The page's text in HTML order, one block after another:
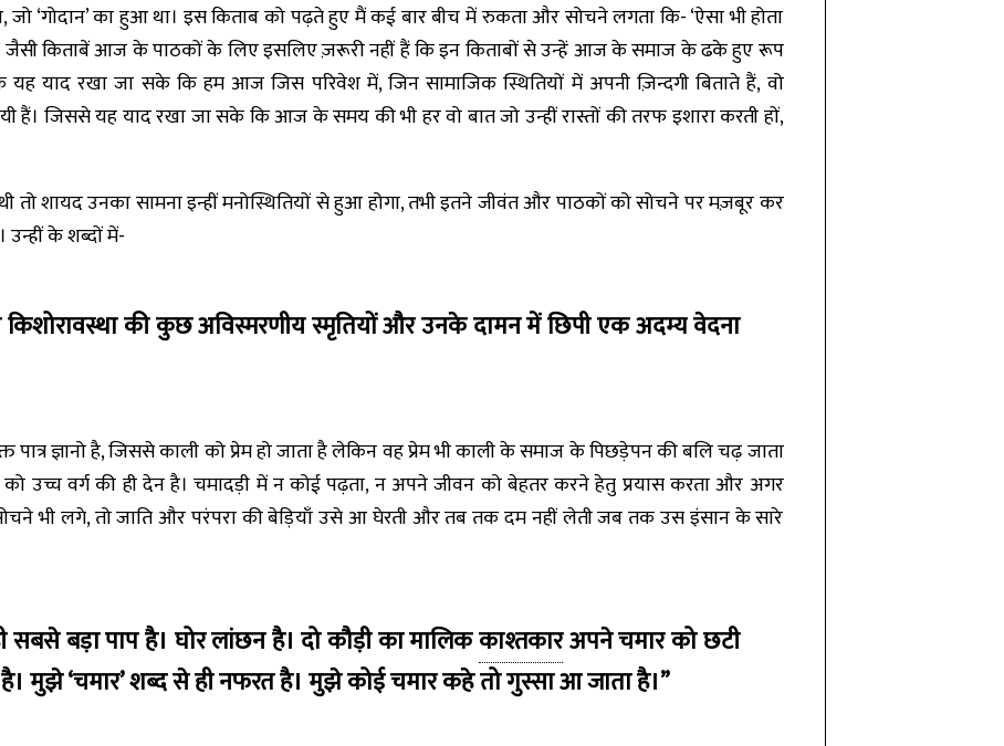
‘गोदान’ का हुआ था। इस किताब को पढ़ते हुए मैं कई बार बीच में रुकता और सोचने लगता कि- ‘ऐसा भी होता
जैसी किताबें आज के पाठकों के लिए इसलिए ज़रूरी नहीं हैं कि इन किताबों से उन्हें आज के समाज के ढके हुए रूप
याद रखा जा सके कि हम आज जिस परिवेश में, जिन सामाजिक स्थितियों में अपनी ज़िन्दगी बिताते हैं, वो
हैं। जिससे यह याद रखा जा सके कि आज के समय की भी हर वो बात जो उन्हीं रास्तों की तरफ इशारा करती हों,
तो शायद उनका सामना इन्हीं मनोस्थितियों से हुआ होगा, तभी इतने जीवंत और पाठकों को सोचने पर मज़बूर कर
के शब्दों में-
किशोरावस्था की कुछ अविस्मरणीय स्मृतियों और उनके दामन में छिपी एक अदम्य वेदना
ज्ञानो है, जिससे काली को प्रेम हो जाता है लेकिन वह प्रेम भी काली के समाज के पिछड़ेपन की बलि चढ़ जाता
उच्च वर्ग की ही देन है। चमादड़ी में न कोई पढ़ता, न अपने जीवन को बेहतर करने हेतु प्रयास करता और अगर
भी लगे, तो जाति और परंपरा की बेड़ियाँ उसे आ घेरती और तब तक दम नहीं लेती जब तक उस इंसान के सारे
सबसे बड़ा पाप है। घोर लांछन है। दो कौड़ी का मालिककाश्तकारअपने चमार को छटी
मुझे ‘चमार’ शब्द से ही नफरत है। मुझे कोई चमार कहे तो गुस्सा आ जाता है।”